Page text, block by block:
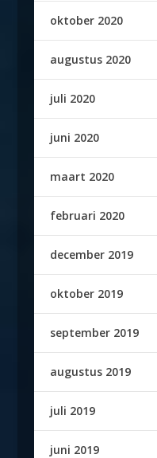
oktober 2020
augustus 2020
juli 2020
juni 2020
maart 2020
februari 2020
december 2019
oktober 2019
september 2019
augustus 2019
juli 2019
juni 2019